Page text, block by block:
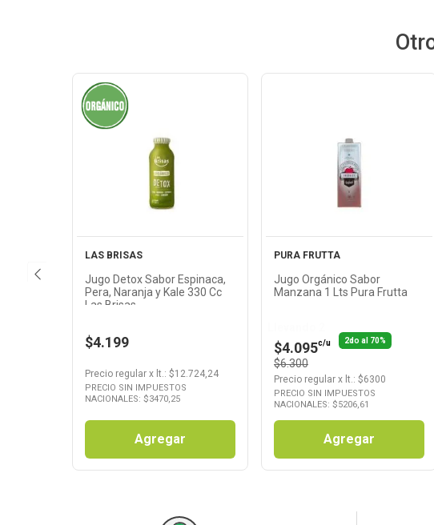
Ver
Producto
LAS BRISAS
Jugo Detox Sabor Espinaca,
Pera, Naranja y Kale 330 Cc
Las Brisas
$4.199
Precio regular x lt.: $12.724,24
PRECIO SIN IMPUESTOS
NACIONALES: $3470,25
Agregar
Ver
Producto
PURA FRUTTA
Jugo Orgánico Sabor
Manzana 1 Lts Pura Frutta
$4.095c/u 2do al 70%
$6.300
Precio regular x lt.: $6300
PRECIO SIN IMPUESTOS
NACIONALES: $5206,61
Agregar